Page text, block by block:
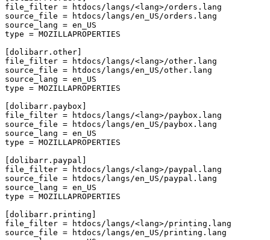
file_filter =
htdocs/langs/<lang>/orders.lang
source_file =
htdocs/langs/en_US/orders.lang
source_lang = en_US
type = MOZILLAPROPERTIES
[dolibarr.other]
file_filter =
htdocs/langs/<lang>/other.lang
source_file =
htdocs/langs/en_US/other.lang
source_lang = en_US
type = MOZILLAPROPERTIES
[dolibarr.paybox]
file_filter =
htdocs/langs/<lang>/paybox.lang
source_file =
htdocs/langs/en_US/paybox.lang
source_lang = en_US
type = MOZILLAPROPERTIES
[dolibarr.paypal]
file_filter =
htdocs/langs/<lang>/paypal.lang
source_file =
htdocs/langs/en_US/paypal.lang
source_lang = en_US
type = MOZILLAPROPERTIES
[dolibarr.printing]
file_filter =
htdocs/langs/<lang>/printing.lang
source_file =
htdocs/langs/en_US/printing.lang